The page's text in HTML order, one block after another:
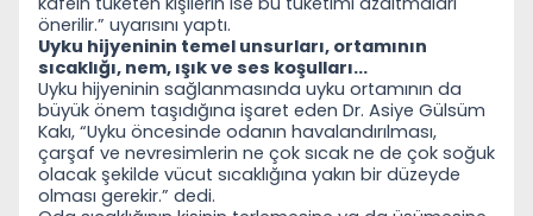
önerilir.” uyarısını yaptı.
Uyku hijyeninin temel unsurları, ortamının
sıcaklığı, nem, ışık ve ses koşulları…
Uyku hijyeninin sağlanmasında uyku ortamının da
büyük önem taşıdığına işaret eden Dr. Asiye Gülsüm
Kakı, “Uyku öncesinde odanın havalandırılması,
çarşaf ve nevresimlerin ne çok sıcak ne de çok soğuk
olacak şekilde vücut sıcaklığına yakın bir düzeyde
olması gerekir.” dedi.